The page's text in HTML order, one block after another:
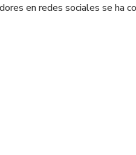
en redes sociales se ha